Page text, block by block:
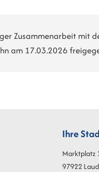
Zusammenarbeit mit
am 17.03.2026
Ihre
Marktplatz
97922